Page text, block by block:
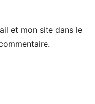
et mon site dans le